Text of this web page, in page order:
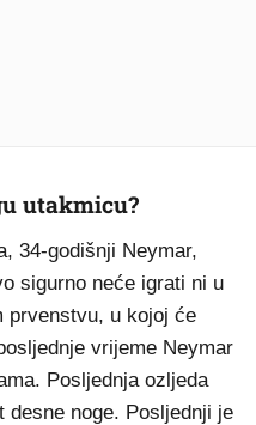
utakmicu?
34-godišnji Neymar,
sigurno neće igrati ni u
prvenstvu, u kojoj će
vrijeme Neymar
Posljednja ozljeda
noge. Posljednji je